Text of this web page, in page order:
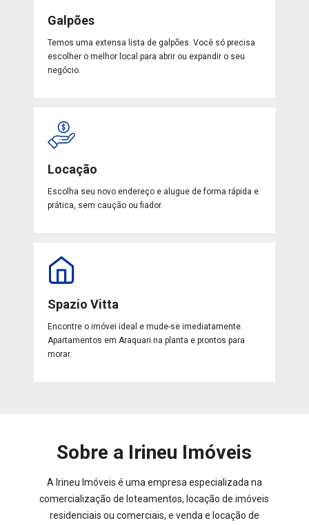
Galpões
Temos uma extensa lista de galpões. Você só precisa
escolher o melhor local para abrir ou expandir o seu
negócio.
Locação
Escolha seu novo endereço e alugue de forma rápida e
prática, sem caução ou fiador.
Spazio Vitta
Encontre o imóvei ideal e mude-se imediatamente.
Apartamentos em Araquari na planta e prontos para
morar.
Sobre a Irineu Imóveis
A Irineu Imóveis é uma empresa especializada na
comercialização de loteamentos, locação de imóveis
residenciais ou comerciais, e venda e locação de